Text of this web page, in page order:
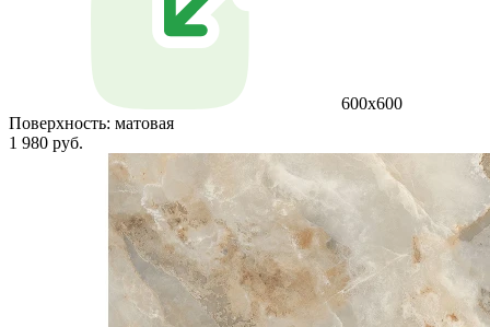
600x600
Поверхность: матовая
1 980 руб.